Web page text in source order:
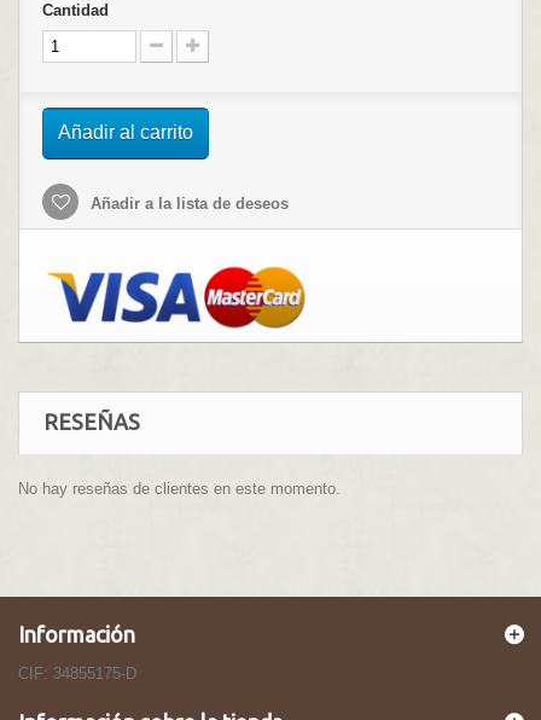
Cantidad
Añadir al carrito
Añadir a la lista de deseos
RESEÑAS
No hay reseñas de clientes en este momento.
Información
CIF: 34855175-D